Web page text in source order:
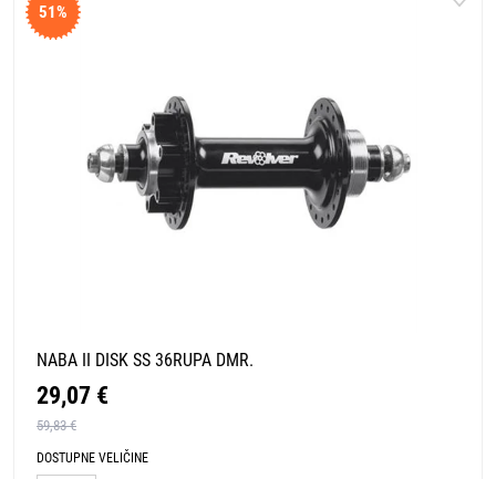
51%
NABA II DISK SS 36RUPA DMR.
29,07 €
59,83 €
DOSTUPNE VELIČINE